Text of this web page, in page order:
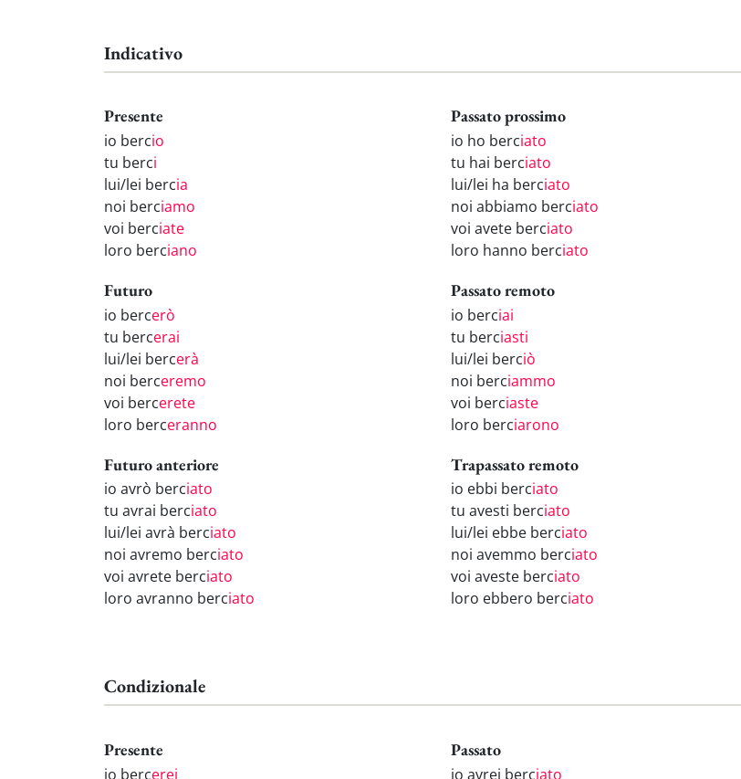
Indicativo
Presente
io bercio
tu berci
lui/lei bercia
noi berciamo
voi berciate
loro berciano
Passato prossimo
io ho berciato
tu hai berciato
lui/lei ha berciato
noi abbiamo berciato
voi avete berciato
loro hanno berciato
Futuro
io bercerò
tu bercerai
lui/lei bercerà
noi berceremo
voi bercerete
loro berceranno
Passato remoto
io berciai
tu berciasti
lui/lei berciò
noi berciammo
voi berciaste
loro berciarono
Futuro anteriore
io avrò berciato
tu avrai berciato
lui/lei avrà berciato
noi avremo berciato
voi avrete berciato
loro avranno berciato
Trapassato remoto
io ebbi berciato
tu avesti berciato
lui/lei ebbe berciato
noi avemmo berciato
voi aveste berciato
loro ebbero berciato
Condizionale
Presente
io bercerei
Passato
io avrei berciato